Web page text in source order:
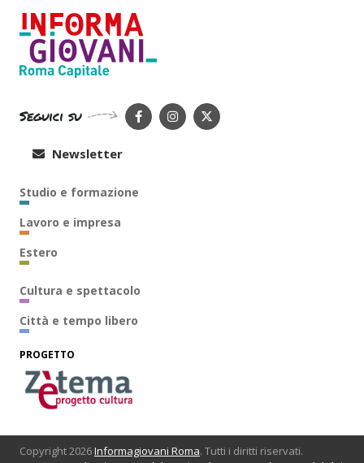
Seguici su
Newsletter
Studio e formazione
Lavoro e impresa
Estero
Cultura e spettacolo
Città e tempo libero
PROGETTO
Copyright 2026Informagiovani Roma. Tutti i diritti riservati.